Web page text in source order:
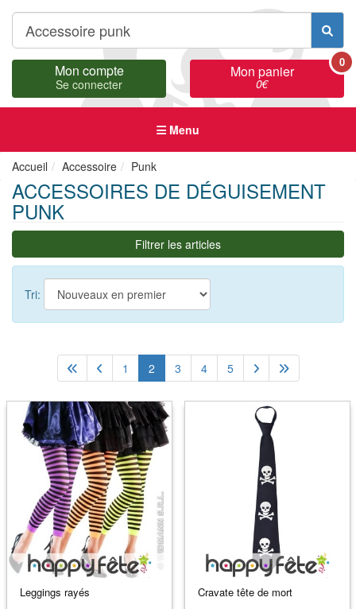
Mon compte
Se connecter
Mon panier
0€
0
Menu
Accueil Accessoire Punk
ACCESSOIRES DE DÉGUISEMENT
PUNK
Filtrer les articles
Tri:
1 2 3 4 5
Leggings rayés Cravate tête de mort